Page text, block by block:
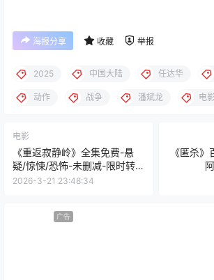
海报分享 收藏 举报
2025 中国大陆 任达华
动作 战争 潘斌龙 电影
电影
《重返寂静岭》全集免费-悬
疑/惊悚/恐怖-未删减-限时转存
[夸克/百度云]
2026-3-21 23:48:34
《匿杀
广告